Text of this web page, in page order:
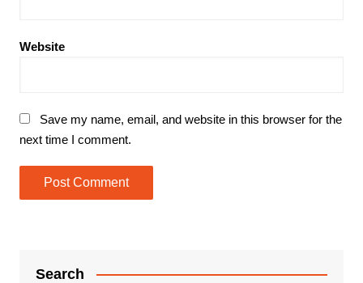
Website
Save my name, email, and website in this browser for the
next time I comment.
Search